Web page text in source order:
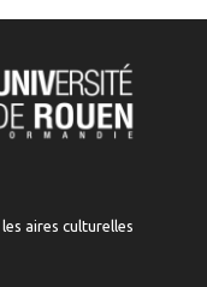
aires culturelles